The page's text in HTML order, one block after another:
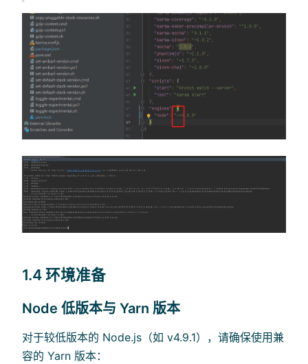
1.4 环境准备
Node 低版本与 Yarn 版本
对于较低版本的 Node.js（如 v4.9.1），请确保使用兼
容的 Yarn 版本：